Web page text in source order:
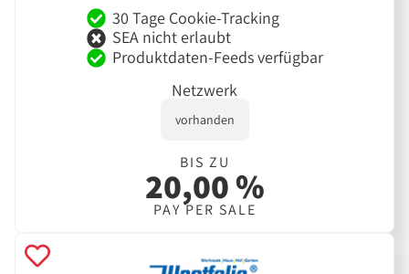
30 Tage Cookie-Tracking
SEA nicht erlaubt
Produktdaten-Feeds verfügbar
Netzwerk
vorhanden
BIS ZU
20,00 %
PAY PER SALE